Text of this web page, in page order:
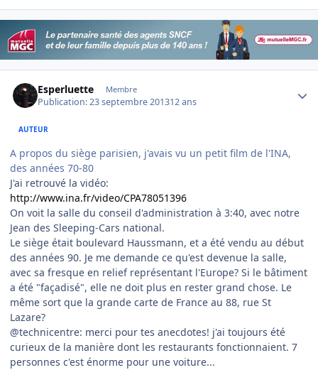
Esperluette Membre
Publication:23 septembre 201312 ans
AUTEUR
A propos du siège parisien, j'avais vu un petit film de l'INA,
des années 70-80
J'ai retrouvé la vidéo:
http://www.ina.fr/video/CPA78051396
On voit la salle du conseil d'administration à 3:40, avec notre
Jean des Sleeping-Cars national.
Le siège était boulevard Haussmann, et a été vendu au début
des années 90. Je me demande ce qu'est devenue la salle,
avec sa fresque en relief représentant l'Europe? Si le bâtiment
a été "façadisé", elle ne doit plus en rester grand chose. Le
même sort que la grande carte de France au 88, rue St
Lazare?
@technicentre: merci pour tes anecdotes! j'ai toujours été
curieux de la manière dont les restaurants fonctionnaient. 7
personnes c'est énorme pour une voiture...